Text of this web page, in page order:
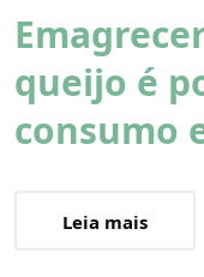
queijo é
consumo
Leia mais